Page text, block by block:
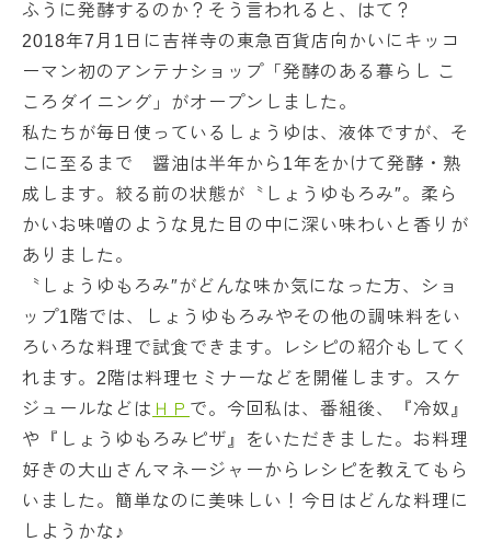
ふうに発酵するのか？そう言われると、はて？
2018年7月1日に吉祥寺の東急百貨店向かいにキッコ
ーマン初のアンテナショップ「発酵のある暮らし こ
ころダイニング」がオープンしました。
私たちが毎日使っているしょうゆは、液体ですが、そ
こに至るまで 醤油は半年から1年をかけて発酵・熟
成します。絞る前の状態が〝しょうゆもろみ″。柔ら
かいお味噌のような見た目の中に深い味わいと香りが
ありました。
〝しょうゆもろみ″がどんな味か気になった方、ショ
ップ1階では、しょうゆもろみやその他の調味料をい
ろいろな料理で試食できます。レシピの紹介もしてく
れます。2階は料理セミナーなどを開催します。スケ
ジュールなどは ＨＰ で。今回私は、番組後、『冷奴』
や『しょうゆもろみピザ』をいただきました。お料理
好きの大山さんマネージャーからレシピを教えてもら
いました。簡単なのに美味しい！今日はどんな料理に
しようかな♪